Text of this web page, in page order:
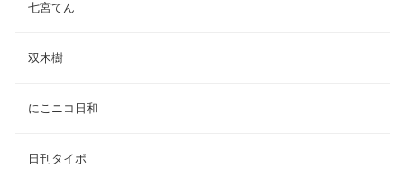
七宮てん
双木樹
にこニコ日和
日刊タイポ